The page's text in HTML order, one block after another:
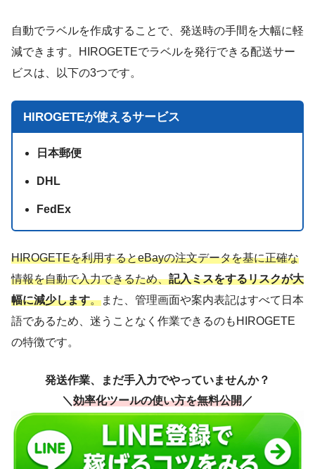
自動でラベルを作成することで、発送時の手間を大幅に軽
減できます。HIROGETEでラベルを発行できる配送サー
ビスは、以下の3つです。
HIROGETEが使えるサービス
日本郵便
DHL
FedEx
HIROGETEを利用するとeBayの注文データを基に正確な
情報を自動で入力できるため、記入ミスをするリスクが大
幅に減少します。また、管理画面や案内表記はすべて日本
語であるため、迷うことなく作業できるのもHIROGETE
の特徴です。
発送作業、まだ手入力でやっていませんか？
＼ 効率化ツールの使い方を無料公開／